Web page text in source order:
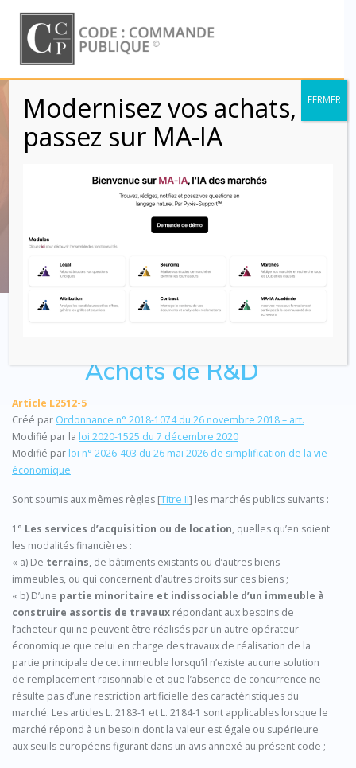
to
content
Achats publics
commercialisation
Code : Commande Publique
Achats de R&D
Article L2512-5
Créé par Ordonnance n° 2018-1074 du 26 novembre 2018 – art.
Modifié par la loi 2020-1525 du 7 décembre 2020
Modifié par loi n° 2026-403 du 26 mai 2026 de simplification de la vie
économique
Sont soumis aux mêmes règles [Titre II] les marchés publics suivants :
1° Les services d’acquisition ou de location, quelles qu’en soient
les modalités financières :
« a) De terrains, de bâtiments existants ou d’autres biens
immeubles, ou qui concernent d’autres droits sur ces biens ;
« b) D’une partie minoritaire et indissociable d’un immeuble à
construire assortis de travaux répondant aux besoins de
l’acheteur qui ne peuvent être réalisés par un autre opérateur
économique que celui en charge des travaux de réalisation de la
partie principale de cet immeuble lorsqu’il n’existe aucune solution
de remplacement raisonnable et que l’absence de concurrence ne
résulte pas d’une restriction artificielle des caractéristiques du
marché. Les articles L. 2183-1 et L. 2184-1 sont applicables lorsque le
marché répond à un besoin dont la valeur est égale ou supérieure
aux seuils européens figurant dans un avis annexé au présent code ;
Modernisez vos achats,
passez sur MA-IA
FERMER